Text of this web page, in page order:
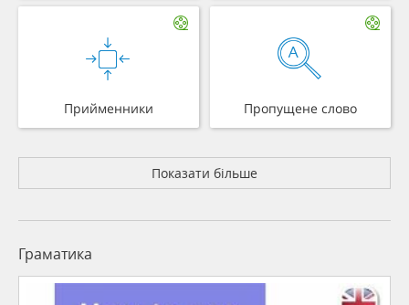
Прийменники Пропущене слово
Показати більше
Граматика